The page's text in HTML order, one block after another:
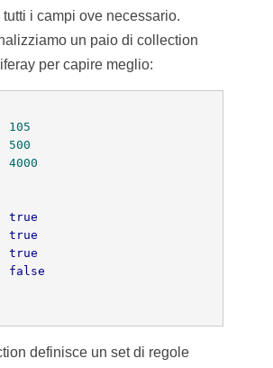
i campi ove necessario.
un paio di collection
per capire meglio:
105
500
4000
true
true
true
false
definisce un set di regole